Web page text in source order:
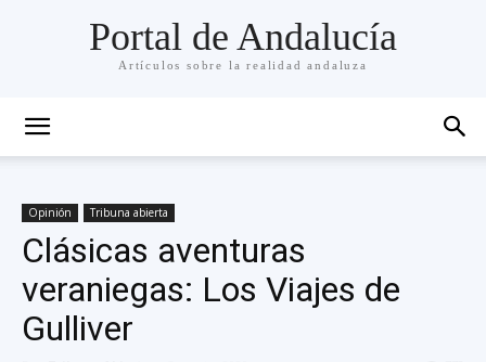
Portal de Andalucía
Artículos sobre la realidad andaluza
Opinión Tribuna abierta
Clásicas aventuras
veraniegas: Los Viajes de
Gulliver